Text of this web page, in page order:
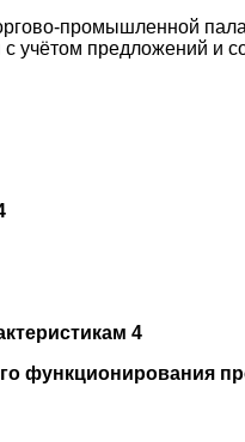
промышленной
учётом предложений и
4
функционирования